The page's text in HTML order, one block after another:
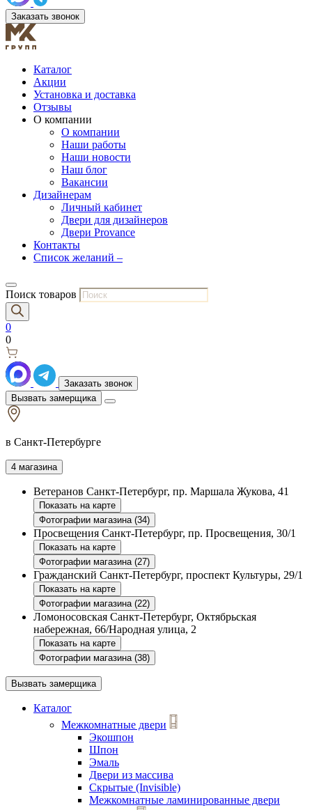
Заказать звонок
Каталог
Акции
Установка и доставка
Отзывы
О компании
О компании
Наши работы
Наши новости
Наш блог
Вакансии
Дизайнерам
Личный кабинет
Двери для дизайнеров
Двери Provance
Контакты
Список желаний –
Поиск товаров
0
0
Заказать звонок
Вызвать замерщика
в Санкт-Петербурге
4 магазина
Ветеранов Санкт-Петербург, пр. Маршала Жукова, 41
Показать на карте
Фотографии магазина (34)
Просвещения Санкт-Петербург, пр. Просвещения, 30/1
Показать на карте
Фотографии магазина (27)
Гражданский Санкт-Петербург, проспект Культуры, 29/1
Показать на карте
Фотографии магазина (22)
Ломоносовская Санкт-Петербург, Октябрьская
набережная, 66/Народная улица, 2
Показать на карте
Фотографии магазина (38)
Вызвать замерщика
Каталог
Межкомнатные двери
Экошпон
Шпон
Эмаль
Двери из массива
Скрытые (Invisible)
Межкомнатные ламинированные двери